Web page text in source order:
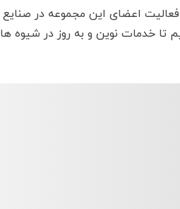
فعالیت اعضای این مجموعه در
تا خدمات نوین و به روز در شیوه